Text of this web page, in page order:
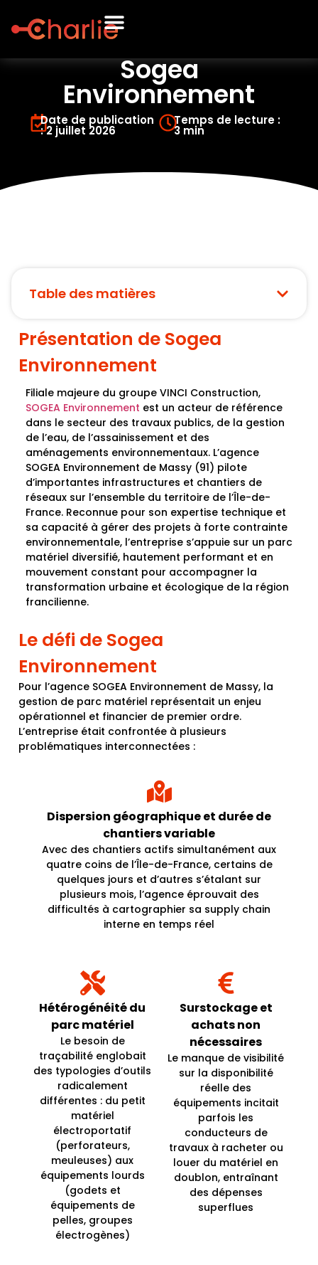
Sogea
Environnement
Date de publication
: 2 juillet 2026
Temps de lecture :
3 min
Table des matières
Présentation de Sogea
Environnement
Filiale majeure du groupe VINCI Construction,
SOGEA Environnement est un acteur de référence
dans le secteur des travaux publics, de la gestion
de l’eau, de l’assainissement et des
aménagements environnementaux. L’agence
SOGEA Environnement de Massy (91) pilote
d’importantes infrastructures et chantiers de
réseaux sur l’ensemble du territoire de l’Île-de-
France. Reconnue pour son expertise technique et
sa capacité à gérer des projets à forte contrainte
environnementale, l’entreprise s’appuie sur un parc
matériel diversifié, hautement performant et en
mouvement constant pour accompagner la
transformation urbaine et écologique de la région
francilienne.
Le défi de Sogea
Environnement
Pour l’agence SOGEA Environnement de Massy, la
gestion de parc matériel représentait un enjeu
opérationnel et financier de premier ordre.
L’entreprise était confrontée à plusieurs
problématiques interconnectées :
Dispersion géographique et durée de
chantiers variable
Avec des chantiers actifs simultanément aux
quatre coins de l’Île-de-France, certains de
quelques jours et d’autres s’étalant sur
plusieurs mois, l’agence éprouvait des
difficultés à cartographier sa supply chain
interne en temps réel
Hétérogénéité du
parc matériel
Le besoin de
traçabilité englobait
des typologies d’outils
radicalement
différentes : du petit
matériel
électroportatif
(perforateurs,
meuleuses) aux
équipements lourds
(godets et
équipements de
pelles, groupes
électrogènes)
Surstockage et
achats non
nécessaires
Le manque de visibilité
sur la disponibilité
réelle des
équipements incitait
parfois les
conducteurs de
travaux à racheter ou
louer du matériel en
doublon, entraînant
des dépenses
superflues